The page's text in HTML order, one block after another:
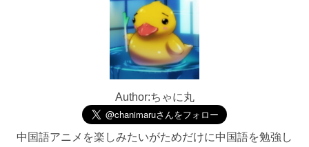
Author:ちゃに丸
中国語アニメを楽しみたいがためだけに中国語を勉強し